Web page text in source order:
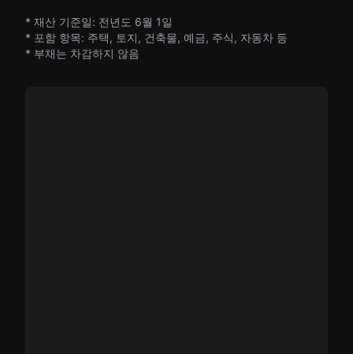
* 재산 기준일: 전년도 6월 1일
* 포함 항목: 주택, 토지, 건축물, 예금, 주식, 자동차 등
* 부채는 차감하지 않음